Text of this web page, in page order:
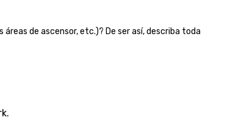
de ascensor, etc.)? De ser así, describa toda